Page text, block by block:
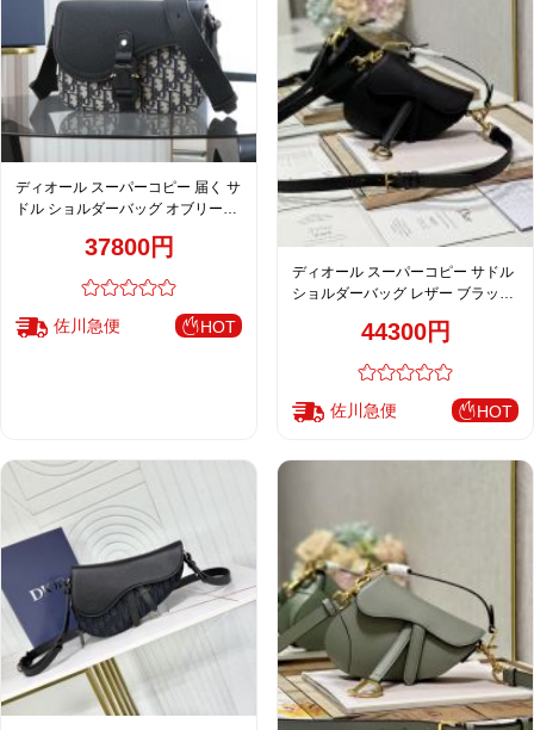
ディオール スーパーコピー 届く サ
ドル ショルダーバッグ オブリーク
37800円
佐川急便 HOT
ディオール スーパーコピー サドル
ショルダーバッグ レザー ブラック
44300円
佐川急便 HOT